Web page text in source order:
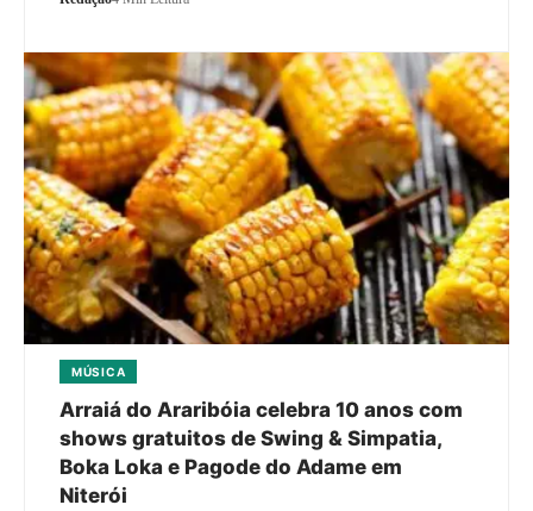
MÚSICA
Arraiá do Araribóia celebra 10 anos com
shows gratuitos de Swing & Simpatia,
Boka Loka e Pagode do Adame em
Niterói